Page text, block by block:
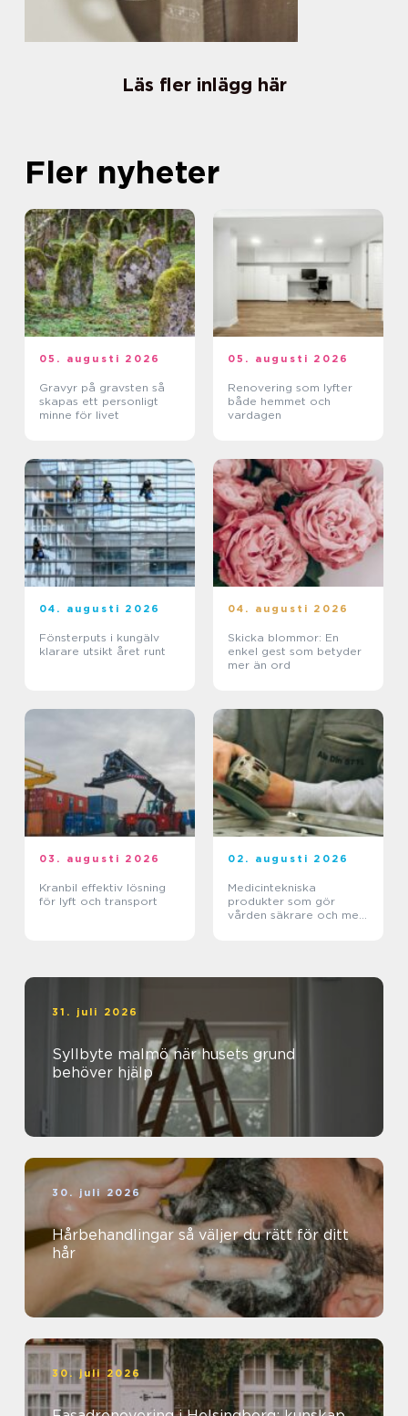
Läs fler inlägg här
Fler nyheter
05. augusti 2026
Gravyr på gravsten så
skapas ett personligt
minne för livet
05. augusti 2026
Renovering som lyfter
både hemmet och
vardagen
04. augusti 2026
Fönsterputs i kungälv
klarare utsikt året runt
04. augusti 2026
Skicka blommor: En
enkel gest som betyder
mer än ord
03. augusti 2026
Kranbil effektiv lösning
för lyft och transport
02. augusti 2026
Medicintekniska
produkter som gör
vården säkrare och mer
31. juli 2026
Syllbyte malmö när husets grund
behöver hjälp
30. juli 2026
Hårbehandlingar så väljer du rätt för ditt
hår
30. juli 2026